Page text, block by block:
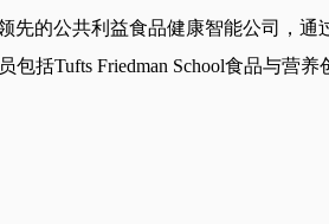
领先的公共利益食品健康智能公司，
包括Tufts Friedman School食品与营养